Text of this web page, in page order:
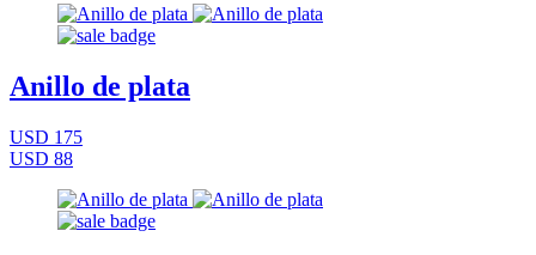
Anillo de plata
USD 175
USD 88